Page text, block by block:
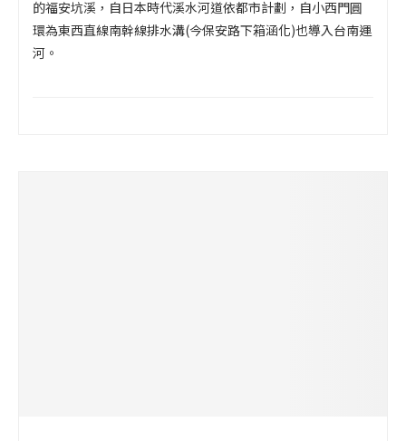
的福安坑溪，自日本時代溪水河道依都市計劃，自小西門圓
環為東西直線南幹線排水溝(今保安路下箱涵化)也導入台南運
河。